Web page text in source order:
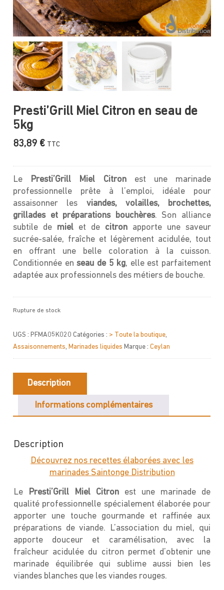
Presti’Grill Miel Citron en seau de
5kg
83,89 € TTC
Le Presti’Grill Miel Citronest une marinade
professionnelle prête à l’emploi, idéale pour
assaisonner les viandes, volailles, brochettes,
grillades et préparations bouchères. Son alliance
subtile de miel et de citronapporte une saveur
sucrée-salée, fraîche et légèrement acidulée, tout
en offrant une belle coloration à la cuisson.
Conditionnée enseau de 5 kg, elle est parfaitement
adaptée aux professionnels des métiers de bouche.
Rupture de stock
UGS :PFMA05K020 Catégories : > Toute la boutique,
Assaisonnements,Marinades liquides Marque :Ceylan
Description
Informations complémentaires
Description
Découvrez nos recettes élaborées avec les
marinades Saintonge Distribution
Le Presti’Grill Miel Citron est une marinade de
qualité professionnelle spécialement élaborée pour
apporter une touche gourmande et raffinée aux
préparations de viande. L’association du miel, qui
apporte douceur et caramélisation, avec la
fraîcheur acidulée du citron permet d’obtenir une
marinade équilibrée qui sublime aussi bien les
viandes blanches que les viandes rouges.